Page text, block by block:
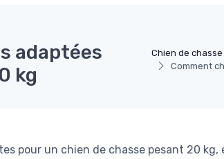
Chien de chasse
Comment
adaptées
kg
pour un chien de chasse pesant 20 kg,